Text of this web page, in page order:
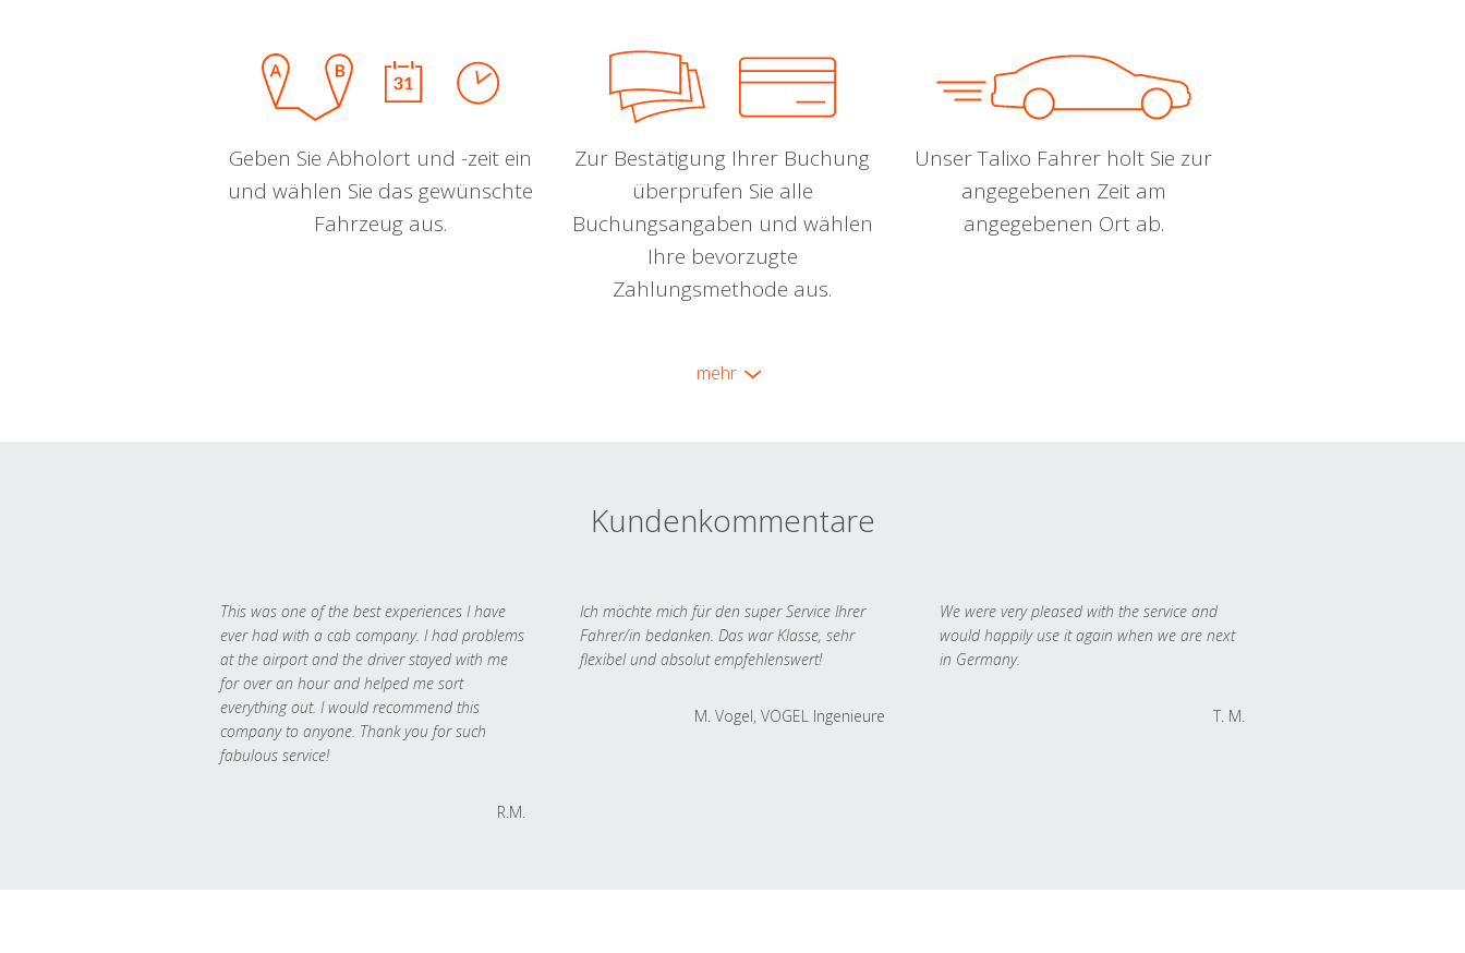
Geben Sie Abholort und -zeit ein
und wählen Sie das gewünschte
Fahrzeug aus.
Zur Bestätigung Ihrer Buchung
überprüfen Sie alle
Buchungsangaben und wählen
Ihre bevorzugte
Zahlungsmethode aus.
Unser Talixo Fahrer holt Sie zur
angegebenen Zeit am
angegebenen Ort ab.
mehr
Kundenkommentare
This was one of the best experiences I have
ever had with a cab company. I had problems
at the airport and the driver stayed with me
for over an hour and helped me sort
everything out. I would recommend this
company to anyone. Thank you for such
fabulous service!
R.M.
Ich möchte mich für den super Service Ihrer
Fahrer/in bedanken. Das war Klasse, sehr
flexibel und absolut empfehlenswert!
M. Vogel, VOGEL Ingenieure
We were very pleased with the service and
would happily use it again when we are next
in Germany.
T. M.